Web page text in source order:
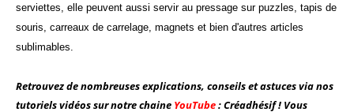
serviettes, elle peuvent aussi servir au pressage sur puzzles, tapis de
souris, carreaux de carrelage, magnets et bien d'autres articles
sublimables.
Retrouvez de nombreuses explications, conseils et astuces via nos
tutoriels vidéos sur notre chaine YouTube: Créadhésif ! Vous